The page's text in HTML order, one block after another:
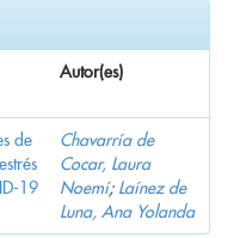
Autor(es)
de
19
Chavarría de
Cocar, Laura
Noemí; Laínez de
Luna, Ana Yolanda